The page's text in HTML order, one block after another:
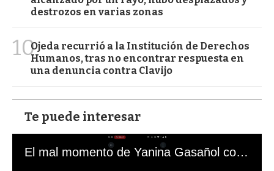
destrozos en varias zonas
10Ojeda recurrió a la Institución de Derechos
Humanos, tras no encontrar respuesta en
una denuncia contra Clavijo
Te puede interesar
El mal momento de Yanina Gasañol con un hincha argentino en "Subrayado"